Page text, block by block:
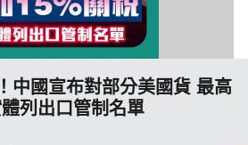
中國宣布對部分美國貨 最高
列出口管制名單